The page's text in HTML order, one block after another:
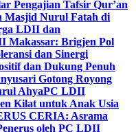
Pengajian Tafsir Qur’an
Masjid Nurul Fatah di
LDII dan
Makassar: Brigjen Pol
dan Sinergi
dan Dukung Penuh
Gotong Royong
AhyaPC LDII
Kilat untuk Anak Usia
CERIA: Asrama
oleh PC LDII